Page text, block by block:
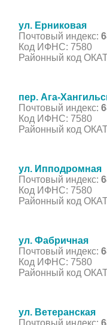
ул. Ерниковая
Почтовый индекс:
Код ИФНС: 7580
Районный код
пер. Ага-
Почтовый индекс:
Код ИФНС: 7580
Районный код
ул. Ипподромная
Почтовый индекс:
Код ИФНС: 7580
Районный код
ул. Фабричная
Почтовый индекс:
Код ИФНС: 7580
Районный код
ул. Ветеранская
Почтовый индекс: